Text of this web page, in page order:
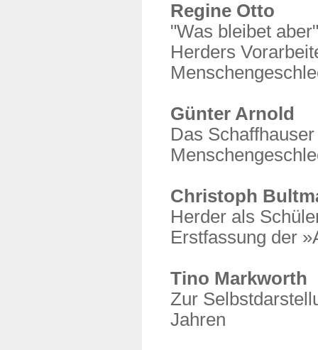
Regine Otto
"Was bleibet
Herders
Günter Arnold
Das
Christoph
Herder als
Erstfassung der
Tino Markworth
Zur
Jahren